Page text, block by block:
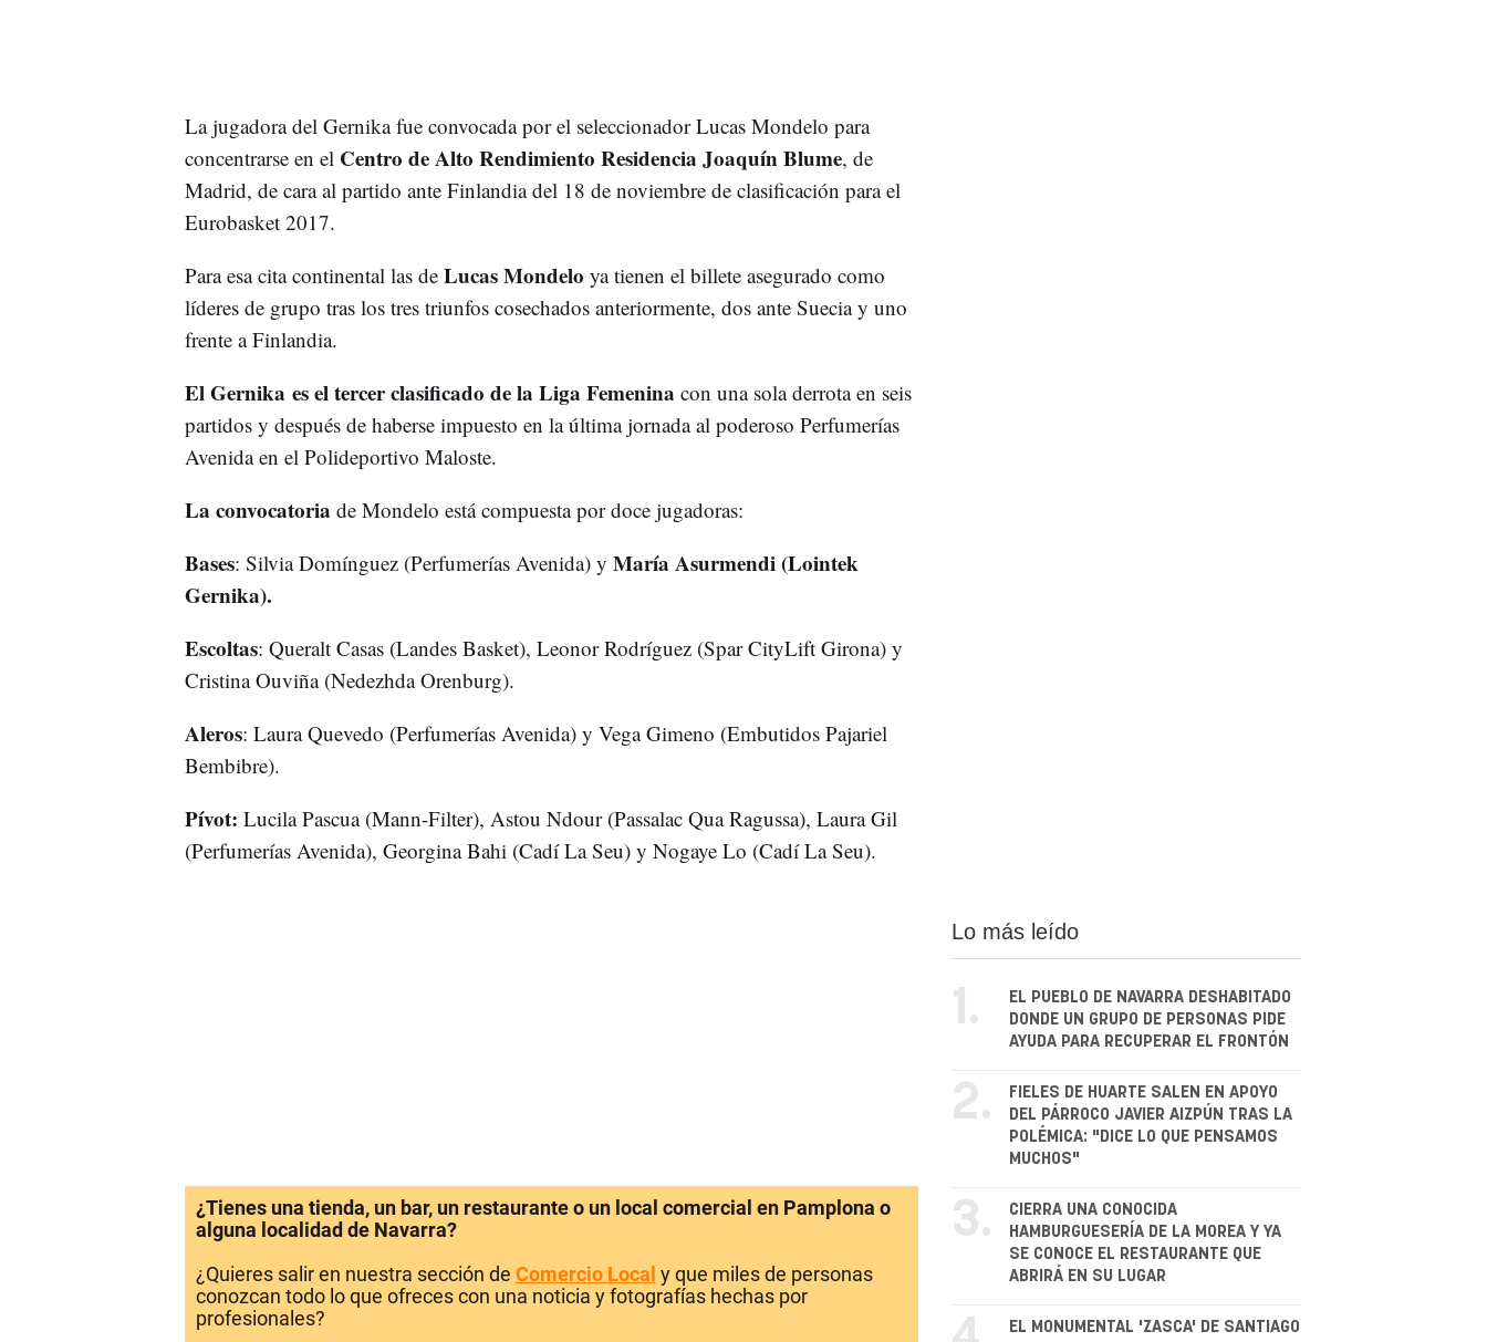
La jugadora del Gernika fue convocada por el seleccionador Lucas Mondelo para
concentrarse en elCentro de Alto Rendimiento Residencia Joaquín Blume, de
Madrid, de cara al partido ante Finlandia del 18 de noviembre de clasificación para el
Eurobasket 2017.
Para esa cita continental las deLucas Mondelo ya tienen el billete asegurado como
líderes de grupo tras los tres triunfos cosechados anteriormente, dos ante Suecia y uno
frente a Finlandia.
El Gernika es el tercer clasificado de la Liga Femenina con una sola derrota en seis
partidos y después de haberse impuesto en la última jornada al poderoso Perfumerías
Avenida en el Polideportivo Maloste.
La convocatoria de Mondelo está compuesta por doce jugadoras:
Bases: Silvia Domínguez (Perfumerías Avenida) y María Asurmendi (Lointek
Gernika).
Escoltas: Queralt Casas (Landes Basket), Leonor Rodríguez (Spar CityLift Girona) y
Cristina Ouviña (Nedezhda Orenburg).
Aleros: Laura Quevedo (Perfumerías Avenida) y Vega Gimeno (Embutidos Pajariel
Bembibre).
Pívot: Lucila Pascua (Mann-Filter), Astou Ndour (Passalac Qua Ragussa), Laura Gil
(Perfumerías Avenida), Georgina Bahi (Cadí La Seu) y Nogaye Lo (Cadí La Seu).
¿Tienes una tienda, un bar, un restaurante o un local comercial en Pamplona o
alguna localidad de Navarra?
¿Quieres salir en nuestra sección de Comercio Local y que miles de personas
conozcan todo lo que ofreces con una noticia y fotografías hechas por
profesionales?
Lo más leído
1.
EL PUEBLO DE NAVARRA DESHABITADO
DONDE UN GRUPO DE PERSONAS PIDE
AYUDA PARA RECUPERAR EL FRONTÓN
2.
FIELES DE HUARTE SALEN EN APOYO
DEL PÁRROCO JAVIER AIZPÚN TRAS LA
POLÉMICA: "DICE LO QUE PENSAMOS
MUCHOS"
3.
CIERRA UNA CONOCIDA
HAMBURGUESERÍA DE LA MOREA Y YA
SE CONOCE EL RESTAURANTE QUE
ABRIRÁ EN SU LUGAR
EL MONUMENTAL 'ZASCA' DE SANTIAGO